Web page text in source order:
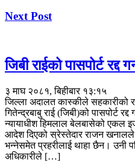
Next Post
जिबी राईको पासपोर्ट
३ माघ २०८१, बिहीबार १३:१५
जिल्ला अदालत कास्कीले सहकारीको
गितेन्द्रबाबु राई (जिबी)को पासपोर्ट
न्यायाधीश हिमलाल बेलबासेको एकल
आदेश दिएको स्रेस्तेदार राजन खनालले
भन्नेसमेत प्रहरीलाई थाहा छैन। उनी
अधिकारीले […]